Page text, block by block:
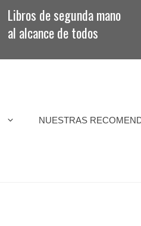
Libros de segunda mano
al alcance de todos
NUESTRAS